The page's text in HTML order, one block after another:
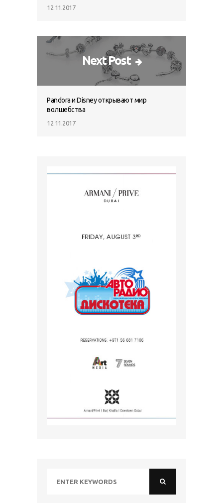
12.11.2017
Next Post
Pandora и Disney открывают мир
волшебства
12.11.2017